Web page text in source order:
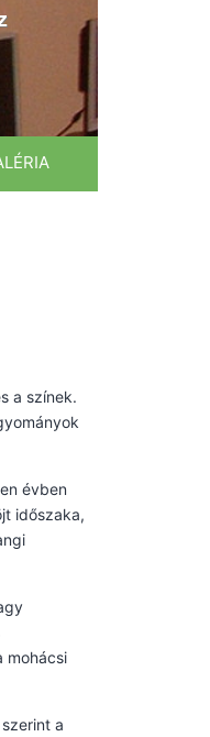
a színek.
évben
időszaka,
mohácsi
a